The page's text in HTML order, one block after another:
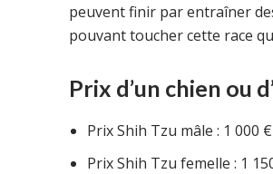
peuvent finir par entraîner
pouvant toucher cette race
Prix d’un chien ou
Prix Shih Tzu mâle : 1 000 €
Prix Shih Tzu femelle : 1